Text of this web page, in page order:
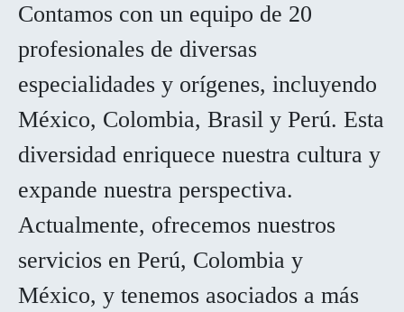
Contamos con un equipo de 20
profesionales de diversas
especialidades y orígenes, incluyendo
México, Colombia, Brasil y Perú. Esta
diversidad enriquece nuestra cultura y
expande nuestra perspectiva.
Actualmente, ofrecemos nuestros
servicios en Perú, Colombia y
México, y tenemos asociados a más